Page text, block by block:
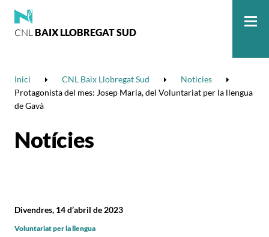
CNL BAIX LLOBREGAT SUD
Inici CNL Baix Llobregat Sud
Noticies
Protagonista del mes: Josep Maria, del Voluntariat per la llengua
de Gavà
Notícies
Divendres, 14 d’abril de 2023
Voluntariat per la llengua